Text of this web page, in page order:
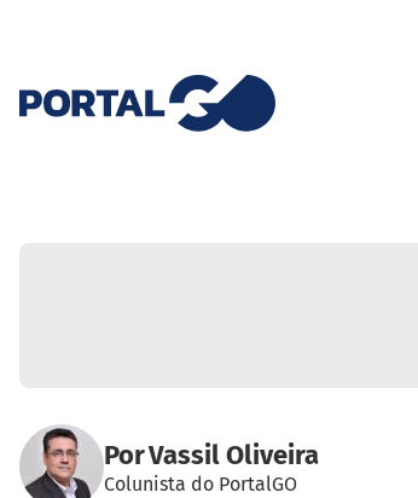
PorVassil Oliveira
Colunista do PortalGO